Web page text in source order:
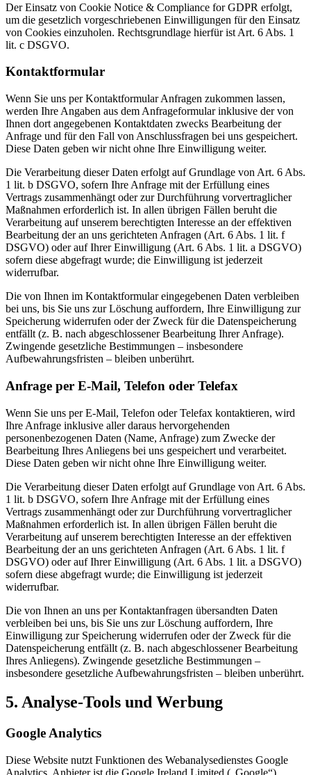
Der Einsatz von Cookie Notice & Compliance for GDPR erfolgt,
um die gesetzlich vorgeschriebenen Einwilligungen für den Einsatz
von Cookies einzuholen. Rechtsgrundlage hierfür ist Art. 6 Abs. 1
lit. c DSGVO.
Kontaktformular
Wenn Sie uns per Kontaktformular Anfragen zukommen lassen,
werden Ihre Angaben aus dem Anfrageformular inklusive der von
Ihnen dort angegebenen Kontaktdaten zwecks Bearbeitung der
Anfrage und für den Fall von Anschlussfragen bei uns gespeichert.
Diese Daten geben wir nicht ohne Ihre Einwilligung weiter.
Die Verarbeitung dieser Daten erfolgt auf Grundlage von Art. 6 Abs.
1 lit. b DSGVO, sofern Ihre Anfrage mit der Erfüllung eines
Vertrags zusammenhängt oder zur Durchführung vorvertraglicher
Maßnahmen erforderlich ist. In allen übrigen Fällen beruht die
Verarbeitung auf unserem berechtigten Interesse an der effektiven
Bearbeitung der an uns gerichteten Anfragen (Art. 6 Abs. 1 lit. f
DSGVO) oder auf Ihrer Einwilligung (Art. 6 Abs. 1 lit. a DSGVO)
sofern diese abgefragt wurde; die Einwilligung ist jederzeit
widerrufbar.
Die von Ihnen im Kontaktformular eingegebenen Daten verbleiben
bei uns, bis Sie uns zur Löschung auffordern, Ihre Einwilligung zur
Speicherung widerrufen oder der Zweck für die Datenspeicherung
entfällt (z. B. nach abgeschlossener Bearbeitung Ihrer Anfrage).
Zwingende gesetzliche Bestimmungen – insbesondere
Aufbewahrungsfristen – bleiben unberührt.
Anfrage per E-Mail, Telefon oder Telefax
Wenn Sie uns per E-Mail, Telefon oder Telefax kontaktieren, wird
Ihre Anfrage inklusive aller daraus hervorgehenden
personenbezogenen Daten (Name, Anfrage) zum Zwecke der
Bearbeitung Ihres Anliegens bei uns gespeichert und verarbeitet.
Diese Daten geben wir nicht ohne Ihre Einwilligung weiter.
Die Verarbeitung dieser Daten erfolgt auf Grundlage von Art. 6 Abs.
1 lit. b DSGVO, sofern Ihre Anfrage mit der Erfüllung eines
Vertrags zusammenhängt oder zur Durchführung vorvertraglicher
Maßnahmen erforderlich ist. In allen übrigen Fällen beruht die
Verarbeitung auf unserem berechtigten Interesse an der effektiven
Bearbeitung der an uns gerichteten Anfragen (Art. 6 Abs. 1 lit. f
DSGVO) oder auf Ihrer Einwilligung (Art. 6 Abs. 1 lit. a DSGVO)
sofern diese abgefragt wurde; die Einwilligung ist jederzeit
widerrufbar.
Die von Ihnen an uns per Kontaktanfragen übersandten Daten
verbleiben bei uns, bis Sie uns zur Löschung auffordern, Ihre
Einwilligung zur Speicherung widerrufen oder der Zweck für die
Datenspeicherung entfällt (z. B. nach abgeschlossener Bearbeitung
Ihres Anliegens). Zwingende gesetzliche Bestimmungen –
insbesondere gesetzliche Aufbewahrungsfristen – bleiben unberührt.
5. Analyse-Tools und Werbung
Google Analytics
Diese Website nutzt Funktionen des Webanalysedienstes Google
Analytics. Anbieter ist die Google Ireland Limited („Google“),